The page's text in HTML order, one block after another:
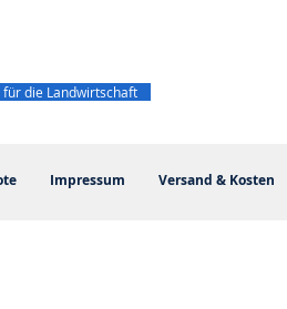
Impressum Versand & Kosten
die Landwirtschaft